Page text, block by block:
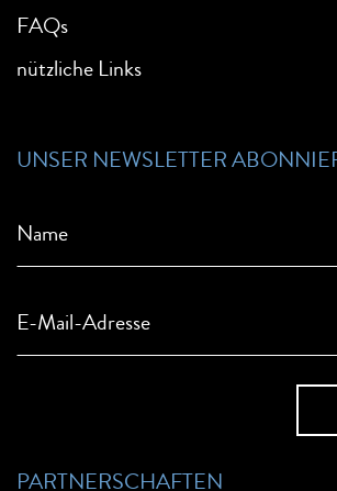
FAQs
nützliche Links
UNSER NEWSLETTER
Name
E-Mail-Adresse
PARTNERSCHAFTEN